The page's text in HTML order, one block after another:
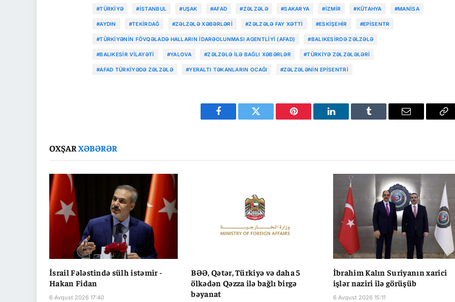
#TÜRKIYƏ #İSTANBUL #UŞAK #AFAD #ZƏLZƏLƏ #SAKARYA #İZMIR #KÜTAHYA #MANISA
#AYDIN #TEKIRDAĞ #ZƏLZƏLƏ XƏBƏRLƏRI #ZƏLZƏLƏ FAY XƏTTI #ESKIŞEHIR #EPISENTR
#TÜRKIYƏNIN FÖVQƏLADƏ HALLARIN İDARƏOLUNMASI AGENTLIYI (AFAD) #BALIKESIRDƏ ZƏLZƏLƏ
#BALIKESIR VILAYƏTI #YALOVA #ZƏLZƏLƏ ILƏ BAĞLI XƏBƏRLƏR #TÜRKIYƏ ZƏLZƏLƏLƏRI
#AFAD TÜRKIYƏDƏ ZƏLZƏLƏ #YERALTI TƏKANLARIN OCAĞI #ZƏLZƏLƏNIN EPISENTRI
Facebook Twitter Pinterest LinkedIn Tumblr Email
OXŞARXƏBƏRƏR
İsrail Fələstində sülh istəmir -
Hakan Fidan
6 Avqust 2026 17:40
BƏƏ, Qətər, Türkiyə və daha 5
ölkədən Qəzza ilə bağlı birgə
bəyanat
İbrahim Kalın Suriyanın xarici
işlər naziri ilə görüşüb
6 Avqust 2026 15:11